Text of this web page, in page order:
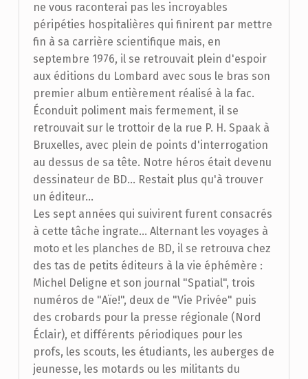
ne vous raconterai pas les incroyables
péripéties hospitalières qui finirent par mettre
fin à sa carrière scientifique mais, en
septembre 1976, il se retrouvait plein d'espoir
aux éditions du Lombard avec sous le bras son
premier album entièrement réalisé à la fac.
Éconduit poliment mais fermement, il se
retrouvait sur le trottoir de la rue P. H. Spaak à
Bruxelles, avec plein de points d'interrogation
au dessus de sa tête. Notre héros était devenu
dessinateur de BD... Restait plus qu'à trouver
un éditeur...
Les sept années qui suivirent furent consacrés
à cette tâche ingrate... Alternant les voyages à
moto et les planches de BD, il se retrouva chez
des tas de petits éditeurs à la vie éphémère :
Michel Deligne et son journal "Spatial", trois
numéros de "Aïe!", deux de "Vie Privée" puis
des crobards pour la presse régionale (Nord
Éclair), et différents périodiques pour les
profs, les scouts, les étudiants, les auberges de
jeunesse, les motards ou les militants du